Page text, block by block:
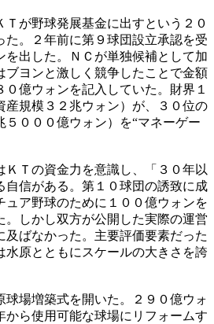
Ｔが野球発展基金に出すという２０
た。２年前に第９球団設立承認を受
を出した。ＮＣが単独候補として加
ブヨンと激しく競争したことで金額
億ウォンを記入していた。財界１
産規模３２兆ウォン）が、３０位の
５０００億ウォン）を“マネーゲー
ＫＴの資金力を意識し、「３０年以
自信がある。第１０球団の誘致に成
ュア野球のために１００億ウォンを
。しかし双方が公開した実際の運営
及ばなかった。主要評価要素だった
水原とともにスケールの大きさを誇
球場増築式を開いた。２９０億ウォ
から使用可能な球場にリフォームす